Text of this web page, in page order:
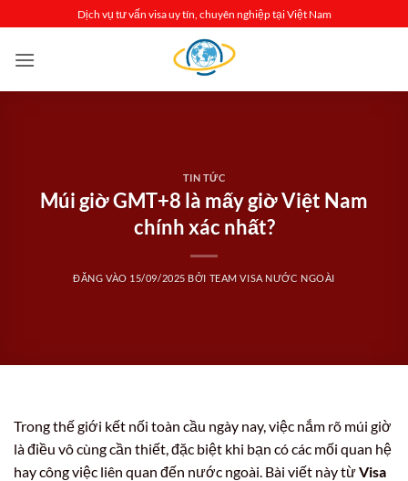
qua
nội
Dịch vụ tư vấn visa uy tín, chuyên nghiệp tại Việt Nam
TIN TỨC
Múi giờ GMT+8 là mấy giờ Việt Nam
chính xác nhất?
ĐĂNG VÀO 15/09/2025 BỞI TEAM VISA NƯỚC NGOÀI
Trong thế giới kết nối toàn cầu ngày nay, việc nắm rõ múi giờ
là điều vô cùng cần thiết, đặc biệt khi bạn có các mối quan hệ
hay công việc liên quan đến nước ngoài. Bài viết này từVisa